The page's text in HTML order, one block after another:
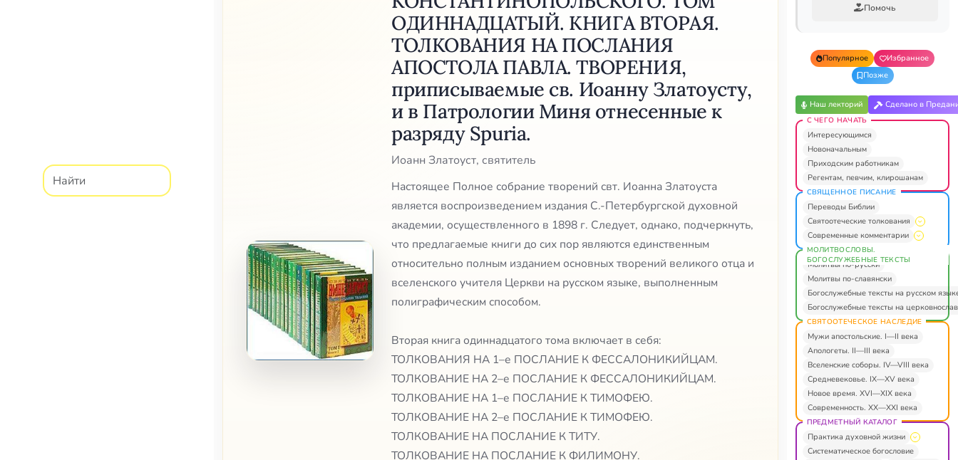
ОДИННАДЦАТЫЙ. КНИГА ВТОРАЯ.
ТОЛКОВАНИЯ НА ПОСЛАНИЯ
АПОСТОЛА ПАВЛА. ТВОРЕНИЯ,
приписываемые св. Иоанну Златоусту,
и в Патрологии Миня отнесенные к
разряду Spuria.
Иоанн Златоуст, святитель
Настоящее Полное собрание творений свт. Иоанна Златоуста
является воспроизведением издания С.-Петербургской духовной
академии, осуществленного в 1898 г. Следует, однако, подчеркнуть,
что предлагаемые книги до сих пор являются единственным
относительно полным изданием основных творений великого отца и
вселенского учителя Церкви на русском языке, выполненным
полиграфическим способом.
Вторая книга одиннадцатого тома включает в себя:
ТОЛКОВАНИЯ НА 1–е ПОСЛАНИЕ К ФЕССАЛОНИКИЙЦАМ.
ТОЛКОВАНИЕ НА 2–е ПОСЛАНИЕ К ФЕССАЛОНИКИЙЦАМ.
ТОЛКОВАНИЕ НА 1–е ПОСЛАНИЕ К ТИМОФЕЮ.
ТОЛКОВАНИЕ НА 2–е ПОСЛАНИЕ К ТИМОФЕЮ.
ТОЛКОВАНИЕ НА ПОСЛАНИЕ К ТИТУ.
ТОЛКОВАНИЕ НА ПОСЛАНИЕ К ФИЛИМОНУ.
Помочь
Популярное
Избранное
Позже
Наш лекторий Сделано в
С ЧЕГО НАЧАТЬ
Интересующимся
Новоначальным
Приходским работникам
Регентам, певчим, клирошанам
СВЯЩЕННОЕ ПИСАНИЕ
Переводы Библии
Святоотеческие толкования
Современные комментарии
МОЛИТВОСЛОВЫ.
БОГОСЛУЖЕБНЫЕ ТЕКСТЫ
Молитвы по-русски
Молитвы по-славянски
Богослужебные тексты на русском
Богослужебные тексты на
СВЯТООТЕЧЕСКОЕ НАСЛЕДИЕ
Мужи апостольские. I—II века
Апологеты. II—III века
Вселенские соборы. IV—VIII века
Средневековье. IX—XV века
Новое время. XVI—XIX века
Современность. XX—XXI века
ПРЕДМЕТНЫЙ КАТАЛОГ
Практика духовной жизни
Систематическое богословие